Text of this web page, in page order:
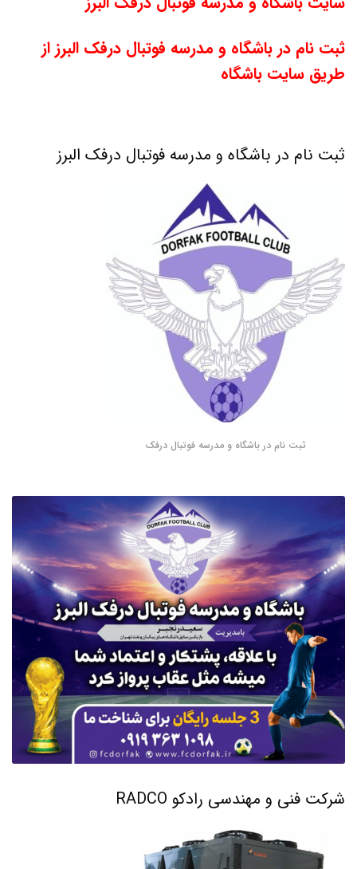
ثبت نام در باشگاه و مدرسه فوتبال درفک البرز از
طریق سایت باشگاه
ثبت نام در باشگاه و مدرسه فوتبال درفک البرز
ثبت نام در باشگاه و مدرسه فوتبال درفک
شرکت فنی و مهندسی رادکو RADCO